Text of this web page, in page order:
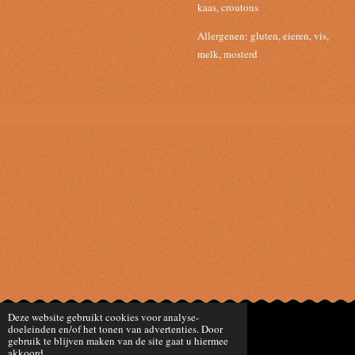
Deze website gebruikt cookies voor analyse-
doeleinden en/of het tonen van advertenties. Door
gebruik te blijven maken van de site gaat u hiermee
kaas, croutons
Allergenen: gluten, eieren, vis,
melk, mosterd
© 2023 - 2026 Madame Bocal
Powered by JouwWeb